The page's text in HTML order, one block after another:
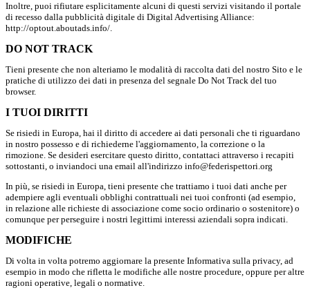
Inoltre, puoi rifiutare esplicitamente alcuni di questi servizi visitando il portale
di recesso dalla pubblicità digitale di Digital Advertising Alliance:
http://optout.aboutads.info/.
DO NOT TRACK
Tieni presente che non alteriamo le modalità di raccolta dati del nostro Sito e le
pratiche di utilizzo dei dati in presenza del segnale Do Not Track del tuo
browser.
I TUOI DIRITTI
Se risiedi in Europa, hai il diritto di accedere ai dati personali che ti riguardano
in nostro possesso e di richiederne l'aggiornamento, la correzione o la
rimozione. Se desideri esercitare questo diritto, contattaci attraverso i recapiti
sottostanti, o inviandoci una email all'indirizzo info@federispettori.org
In più, se risiedi in Europa, tieni presente che trattiamo i tuoi dati anche per
adempiere agli eventuali obblighi contrattuali nei tuoi confronti (ad esempio,
in relazione alle richieste di associazione come socio ordinario o sostenitore) o
comunque per perseguire i nostri legittimi interessi aziendali sopra indicati.
MODIFICHE
Di volta in volta potremo aggiornare la presente Informativa sulla privacy, ad
esempio in modo che rifletta le modifiche alle nostre procedure, oppure per altre
ragioni operative, legali o normative.